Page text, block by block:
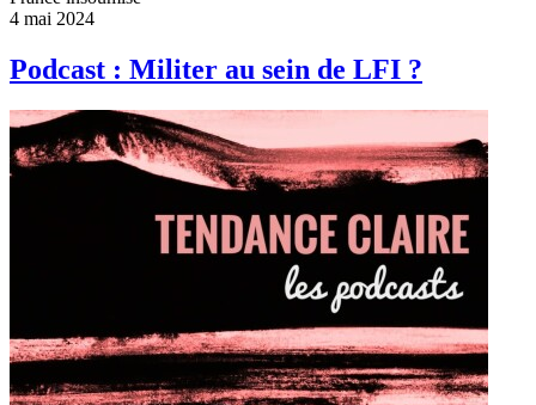
4 mai 2024
Podcast : Militer au sein de LFI ?